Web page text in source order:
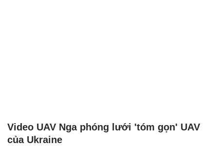
Video UAV Nga phóng lưới 'tóm gọn' UAV
của Ukraine